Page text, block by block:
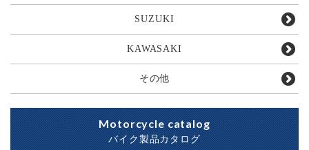
SUZUKI
KAWASAKI
その他
Motorcycle catalog
バイク製品カタログ